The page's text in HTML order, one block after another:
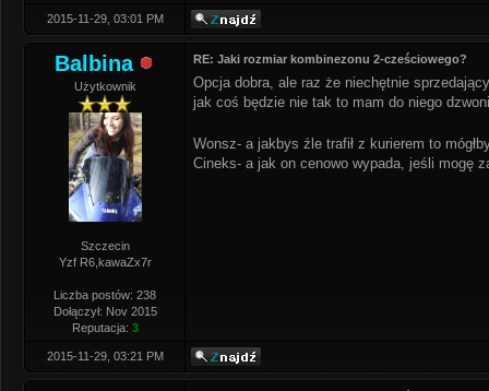
2015-11-29, 03:01 PM
Balbina
Użytkownik
Szczecin
Yzf R6,kawaZx7r
Liczba postów: 238
Dołączył: Nov 2015
Reputacja: 3
RE: Jaki rozmiar kombinezonu 2-cześciowego?
Opcja dobra, ale raz że niechętnie
jak coś będzie nie tak to mam do niego
Wonsz- a jakbys źle trafił z kurierem to
Cineks- a jak on cenowo wypada, jeśli mogę
2015-11-29, 03:21 PM